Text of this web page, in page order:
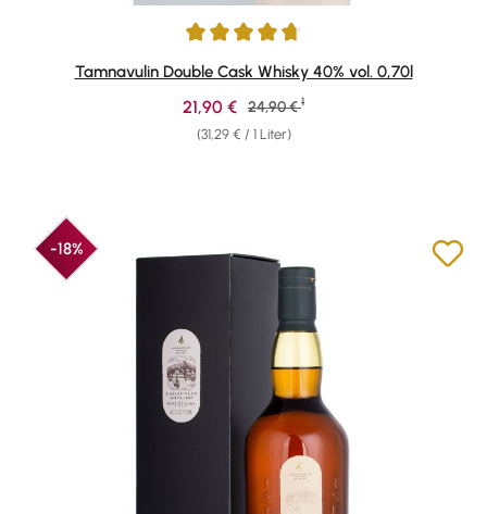
Durchschnittliche Bewertung von 4.77 von 5 Sternen
Tamnavulin Double Cask Whisky 40% vol. 0,70l
(31,29 € / 1 Liter)
Verkaufspreis:
21,90 € Regulärer Preis:
24,90 € 1
-18%